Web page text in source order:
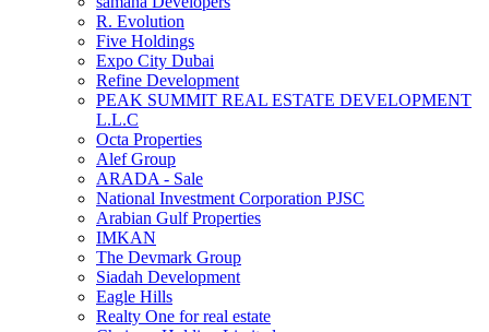
R. Evolution
Five Holdings
Expo City Dubai
Refine Development
PEAK SUMMIT REAL ESTATE DEVELOPMENT
L.L.C
Octa Properties
Alef Group
ARADA - Sale
National Investment Corporation PJSC
Arabian Gulf Properties
IMKAN
The Devmark Group
Siadah Development
Eagle Hills
Realty One for real estate